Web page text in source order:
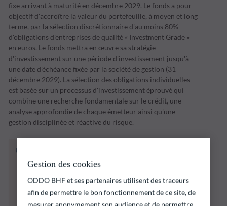
fixe arrivant à maturité en décembre 2029. Le fonds a pour
objectif d'accroître la valeur du portefeuille, à moyen et long
terme, par la sélection discrétionnaire d'au moins 80%
d'obligations d'entreprises de qualité « Investment Grade »
en euros. Le fonds mettra en œuvre sa stratégie
d'investissement sur une période d'investissement jusqu'à
une date d'échéance fixée par la société de gestion (31
décembre 2029). La sélection des obligations individuelles
est basée sur un processus d'investissement éprouvé qui
combine une recherche fondamentale sur le crédit, une
analyse approfondie de chaque émetteur ainsi qu'une
gestion disciplinée et réactive du risque.
risque de perte en capital.
préjugent pas des performances futures et ne
sont pas constantes dans le temps.
L’atteinte des objectifs d’investissement ne
Gestion des cookies
ODDO BHF et ses partenaires utilisent des traceurs
afin de permettre le bon fonctionnement de ce site, de